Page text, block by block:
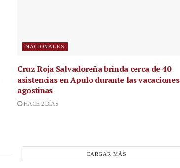
NACIONALES
Cruz Roja Salvadoreña brinda cerca de 40
asistencias en Apulo durante las vacaciones
agostinas
HACE 2 DÍAS
CARGAR MÁS